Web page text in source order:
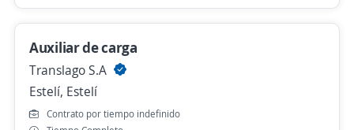
Importante empresa del sector
9 de julio
Auxiliar de carga
Translago S.A
Estelí, Estelí
Contrato por tiempo indefinido